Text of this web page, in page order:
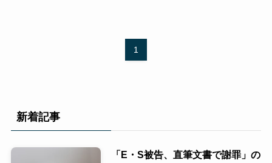
1
新着記事
「E・S被告、直筆文書で謝罪」の